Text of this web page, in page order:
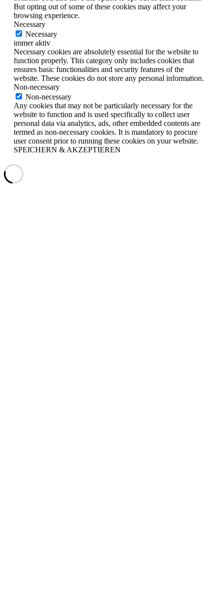
But opting out of some of these cookies may affect your
browsing experience.
Necessary
Necessary
immer aktiv
Necessary cookies are absolutely essential for the website to
function properly. This category only includes cookies that
ensures basic functionalities and security features of the
website. These cookies do not store any personal information.
Non-necessary
Non-necessary
Any cookies that may not be particularly necessary for the
website to function and is used specifically to collect user
personal data via analytics, ads, other embedded contents are
termed as non-necessary cookies. It is mandatory to procure
user consent prior to running these cookies on your website.
SPEICHERN & AKZEPTIEREN